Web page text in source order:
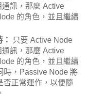
訊，那麼 Active
的角色，並且繼續
只要 Active Node
訊，那麼 Active
的角色，並且繼續
時，Passive Node 將
否正常運作，以便隨